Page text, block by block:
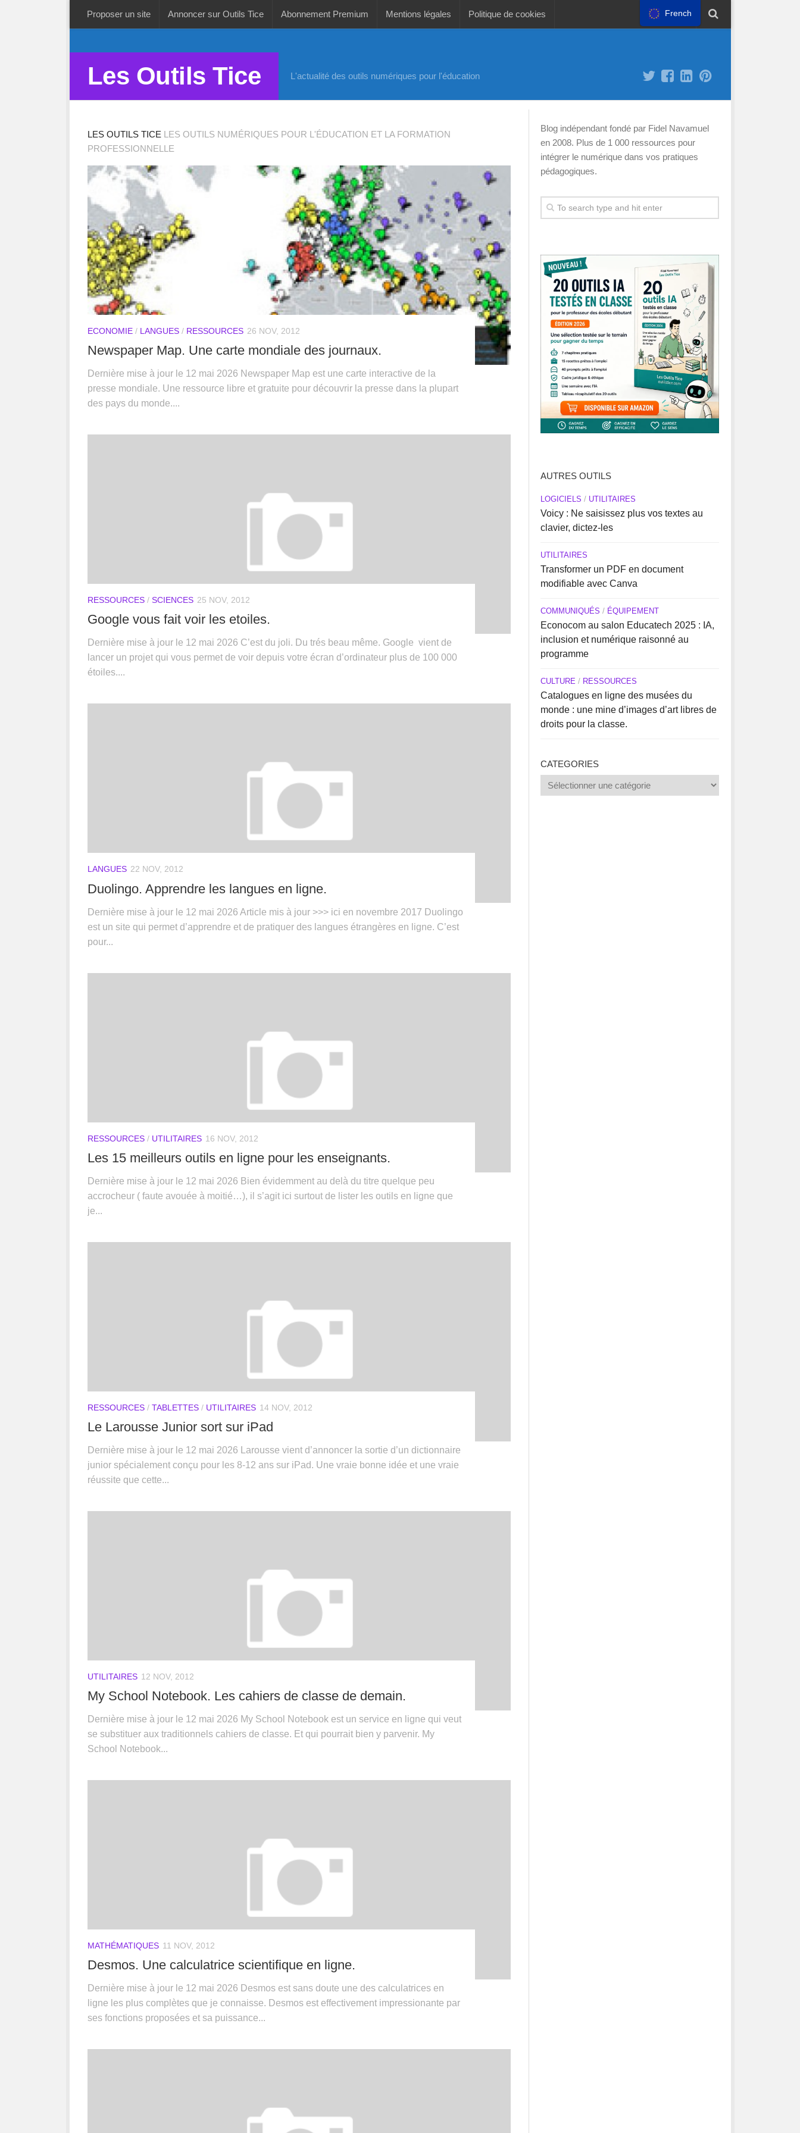
Proposer un site Annoncer sur Outils Tice Abonnement Premium Mentions légales Politique de cookies
Les Outils Tice L'actualité des outils numériques pour l'éducation
LES OUTILS TICE LES OUTILS NUMÉRIQUES POUR L'ÉDUCATION ET LA FORMATION
PROFESSIONNELLE
ECONOMIE/ LANGUES/ RESSOURCES 26 NOV, 2012
Newspaper Map. Une carte mondiale des journaux.
Dernière mise à jour le 12 mai 2026 Newspaper Map est une carte interactive de la
presse mondiale. Une ressource libre et gratuite pour découvrir la presse dans la plupart
des pays du monde....
RESSOURCES/ SCIENCES 25 NOV, 2012
Google vous fait voir les etoiles.
Dernière mise à jour le 12 mai 2026 C’est du joli. Du trés beau même. Google vient de
lancer un projet qui vous permet de voir depuis votre écran d’ordinateur plus de 100 000
étoiles....
LANGUES 22 NOV, 2012
Duolingo. Apprendre les langues en ligne.
Dernière mise à jour le 12 mai 2026 Article mis à jour >>> ici en novembre 2017 Duolingo
est un site qui permet d’apprendre et de pratiquer des langues étrangères en ligne. C’est
pour...
RESSOURCES/ UTILITAIRES 16 NOV, 2012
Les 15 meilleurs outils en ligne pour les enseignants.
Dernière mise à jour le 12 mai 2026 Bien évidemment au delà du titre quelque peu
accrocheur ( faute avouée à moitié…), il s’agit ici surtout de lister les outils en ligne que
je...
RESSOURCES/ TABLETTES/ UTILITAIRES 14 NOV, 2012
Le Larousse Junior sort sur iPad
Dernière mise à jour le 12 mai 2026 Larousse vient d’annoncer la sortie d’un dictionnaire
junior spécialement conçu pour les 8-12 ans sur iPad. Une vraie bonne idée et une vraie
réussite que cette...
UTILITAIRES 12 NOV, 2012
My School Notebook. Les cahiers de classe de demain.
Dernière mise à jour le 12 mai 2026 My School Notebook est un service en ligne qui veut
se substituer aux traditionnels cahiers de classe. Et qui pourrait bien y parvenir. My
School Notebook...
MATHÉMATIQUES 11 NOV, 2012
Desmos. Une calculatrice scientifique en ligne.
Dernière mise à jour le 12 mai 2026 Desmos est sans doute une des calculatrices en
ligne les plus complètes que je connaisse. Desmos est effectivement impressionante par
ses fonctions proposées et sa puissance...
Blog indépendant fondé par Fidel Navamuel
en 2008. Plus de 1 000 ressources pour
intégrer le numérique dans vos pratiques
pédagogiques.
AUTRES OUTILS
LOGICIELS / UTILITAIRES
Voicy : Ne saisissez plus vos textes au
clavier, dictez-les
UTILITAIRES
Transformer un PDF en document
modifiable avec Canva
COMMUNIQUÉS / ÉQUIPEMENT
Econocom au salon Educatech 2025 : IA,
inclusion et numérique raisonné au
programme
CULTURE/ RESSOURCES
Catalogues en ligne des musées du
monde : une mine d’images d’art libres de
droits pour la classe.
CATEGORIES
Categories
French